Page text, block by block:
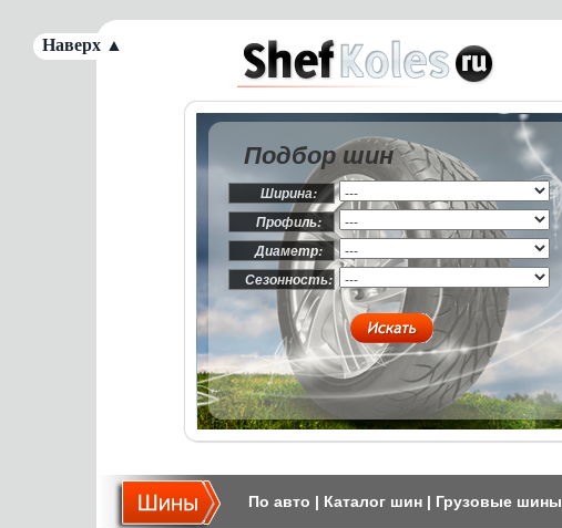
Подбор шин
Ширина:
Профиль:
Диаметр:
Сезонность:
По авто | Каталог шин | Грузовые шины
Наверх ▲